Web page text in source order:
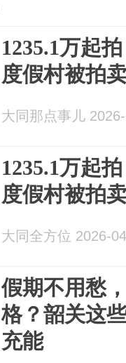
1235.1万起
度假村被拍
大同那点事儿
1235.1万起
度假村被拍
大同全方位 2026-
假期不用愁
格？韶关这
充能